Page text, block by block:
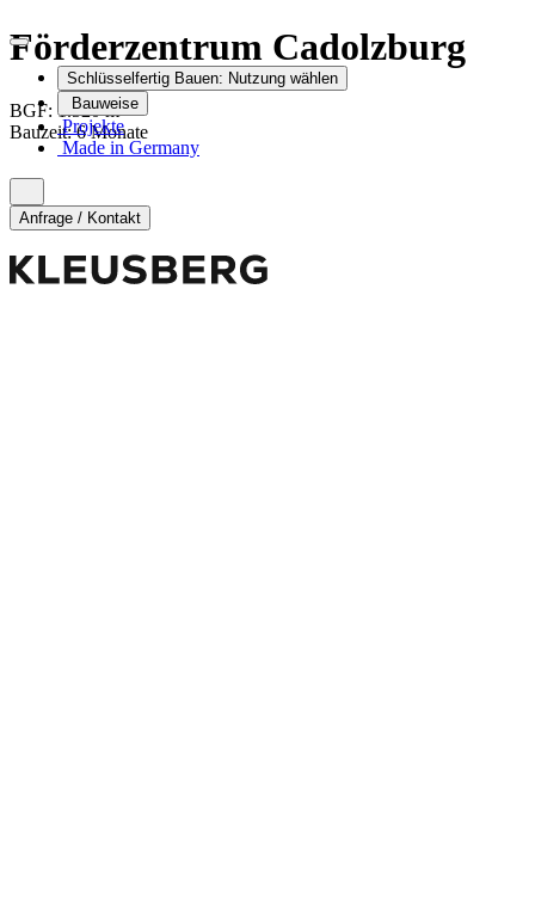
Schlüsselfertig Bauen: Nutzung wählen
Bauweise
Projekte
Made in Germany
Anfrage / Kontakt
Förderzentrum Cadolzburg
BGF: 1.520m2
Bauzeit: 6 Monate